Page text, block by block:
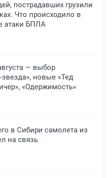
пострадавших грузили
Что происходило в
атаки БПЛА
— выбор
новые «Тед
«Одержимость»
в Сибири самолета из
на связь